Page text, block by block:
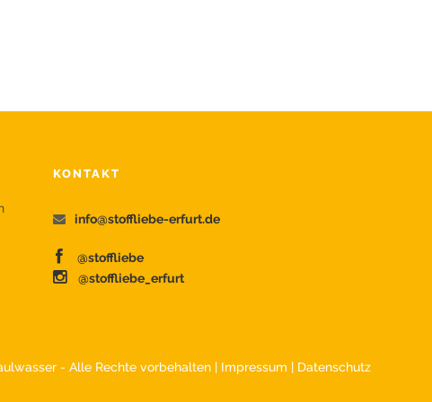
KONTAKT
info@stoffliebe-erfurt.de
@stoffliebe
@stoffliebe_erfurt
- Alle Rechte vorbehalten | Impressum | Datenschutz